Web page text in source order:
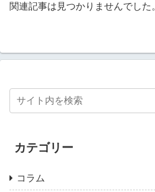
関連記事は見つかりませんでした
カテゴリー
コラム